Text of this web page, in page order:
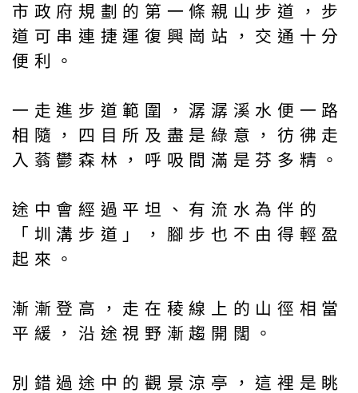
市政府規劃的第一條親山步道，步
道可串連捷運復興崗站，交通十分
便利。
一走進步道範圍，潺潺溪水便一路
相隨，四目所及盡是綠意，彷彿走
入蓊鬱森林，呼吸間滿是芬多精。
途中會經過平坦、有流水為伴的
「圳溝步道」，腳步也不由得輕盈
起來。
漸漸登高，走在稜線上的山徑相當
平緩，沿途視野漸趨開闊。
別錯過途中的觀景涼亭，這裡是眺